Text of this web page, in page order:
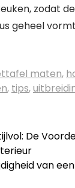
zodat
geheel
maten,
, tips,
De
van